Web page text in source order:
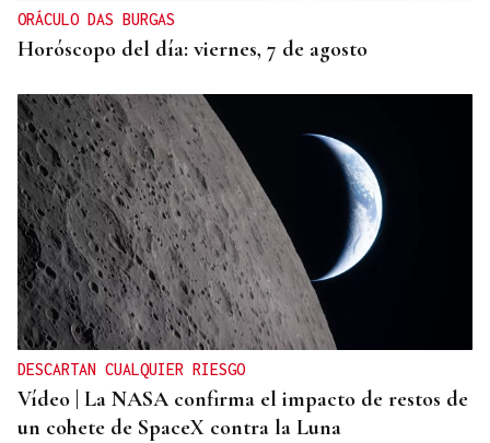
ORÁCULO DAS BURGAS
Horóscopo del día: viernes, 7 de agosto
DESCARTAN CUALQUIER RIESGO
Vídeo | La NASA confirma el impacto de restos de
un cohete de SpaceX contra la Luna